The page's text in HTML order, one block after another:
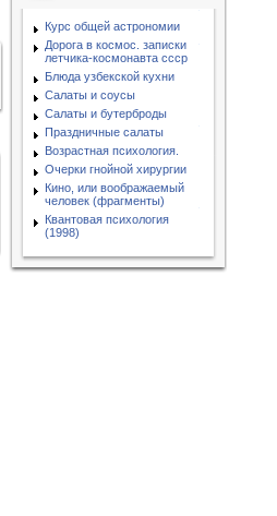
Курс общей астрономии
Дорога в космос. записки
летчика-космонавта ссср
Блюда узбекской кухни
Салаты и соусы
Салаты и бутерброды
Праздничные салаты
Возрастная психология.
Очерки гнойной хирургии
Кино, или воображаемый
человек (фрагменты)
Квантовая психология
(1998)